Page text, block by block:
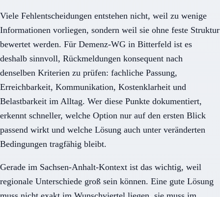
Viele Fehlentscheidungen entstehen nicht, weil zu wenige
Informationen vorliegen, sondern weil sie ohne feste Struktur
bewertet werden. Für Demenz-WG in Bitterfeld ist es
deshalb sinnvoll, Rückmeldungen konsequent nach
denselben Kriterien zu prüfen: fachliche Passung,
Erreichbarkeit, Kommunikation, Kostenklarheit und
Belastbarkeit im Alltag. Wer diese Punkte dokumentiert,
erkennt schneller, welche Option nur auf den ersten Blick
passend wirkt und welche Lösung auch unter veränderten
Bedingungen tragfähig bleibt.
Gerade im Sachsen-Anhalt-Kontext ist das wichtig, weil
regionale Unterschiede groß sein können. Eine gute Lösung